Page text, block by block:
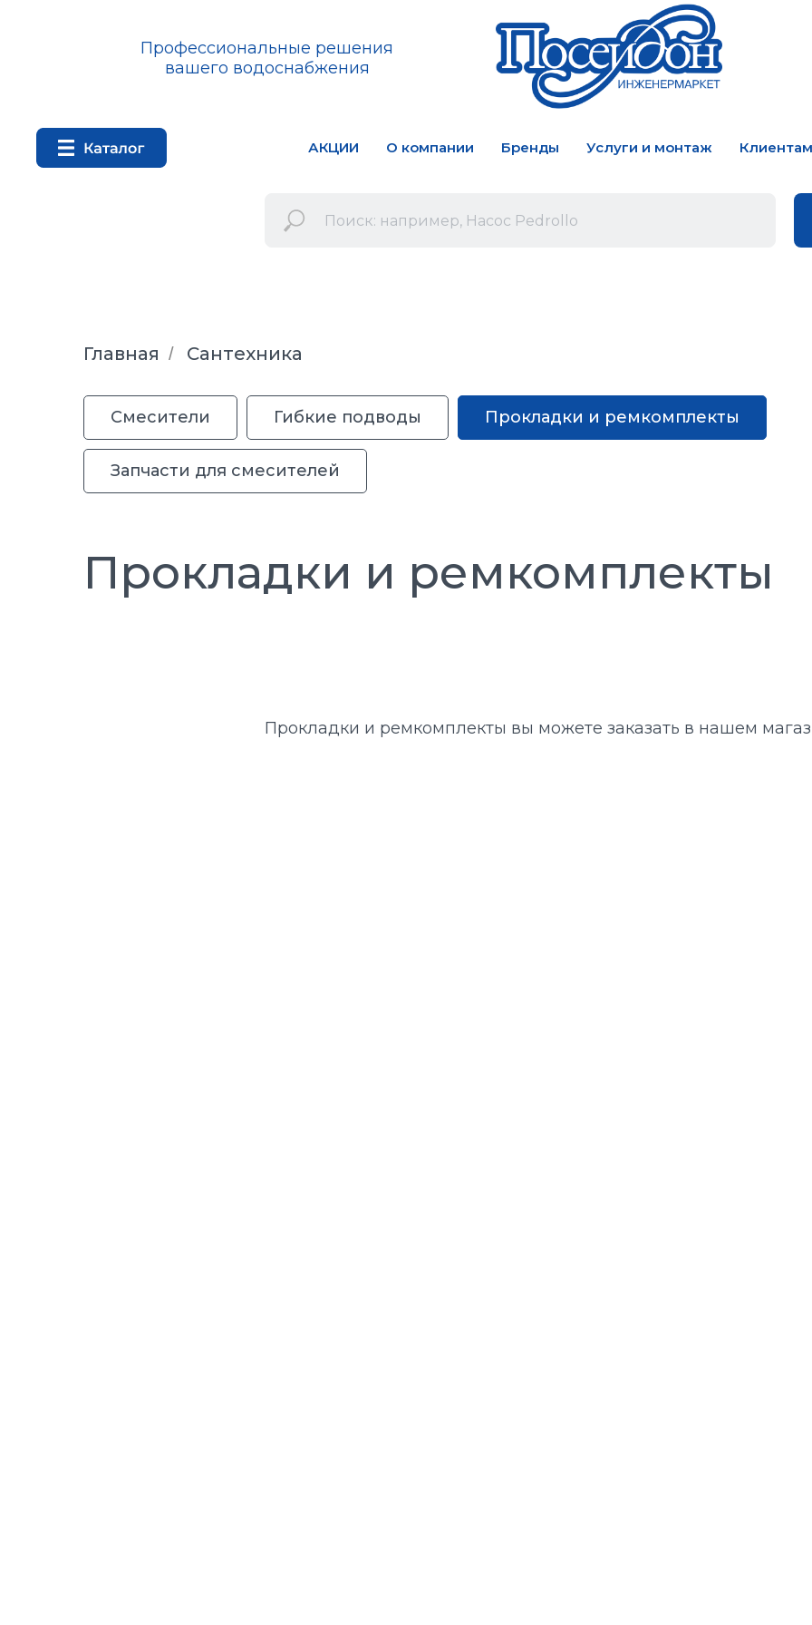
Профессиональные решения
вашего водоснабжения
АКЦИИ О компании Бренды Услуги и монтаж Клиентам
Главная / Сантехника
Смесители Гибкие подводы Прокладки и ремкомплекты
Запчасти для смесителей
Прокладки и ремкомплекты
Прокладки и ремкомплекты вы можете заказать в нашем